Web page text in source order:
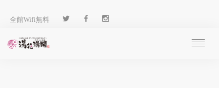
全館Wifi無料